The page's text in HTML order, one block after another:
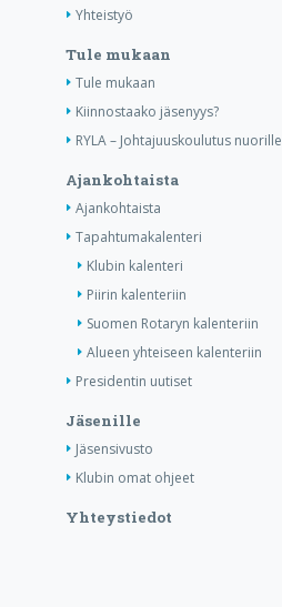
Yhteistyö
Tule mukaan
Tule mukaan
Kiinnostaako jäsenyys?
RYLA – Johtajuuskoulutus nuorille
Ajankohtaista
Ajankohtaista
Tapahtumakalenteri
Klubin kalenteri
Piirin kalenteriin
Suomen Rotaryn kalenteriin
Alueen yhteiseen kalenteriin
Presidentin uutiset
Jäsenille
Jäsensivusto
Klubin omat ohjeet
Yhteystiedot